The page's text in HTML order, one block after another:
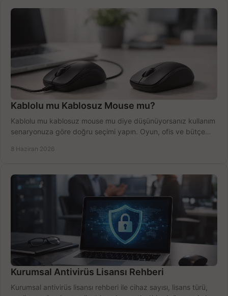
Kablolu mu Kablosuz Mouse mu?
Kablolu mu kablosuz mouse mu diye düşünüyorsanız kullanım
senaryonuza göre doğru seçimi yapın. Oyun, ofis ve bütçe
8 Haziran 2026
Kurumsal Antivirüs Lisansı Rehberi
Kurumsal antivirüs lisansı rehberi ile cihaz sayısı, lisans türü,